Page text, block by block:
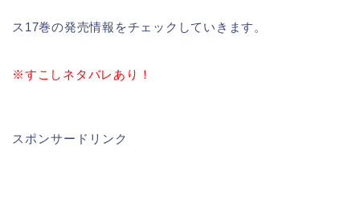
ス17巻の発売情報をチェックしていきます。
※すこしネタバレあり！
スポンサードリンク